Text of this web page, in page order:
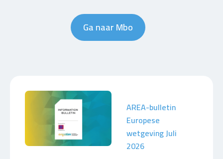
Ga naar Mbo
AREA-bulletin
Europese
wetgeving Juli
2026